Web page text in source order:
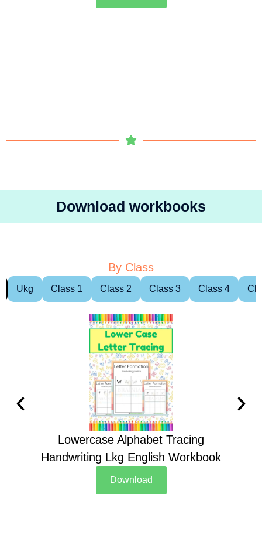
Download workbooks
By Class
Ukg Class 1 Class 2 Class 3 Class 4
Lowercase Alphabet Tracing
Handwriting Lkg English Workbook
Download